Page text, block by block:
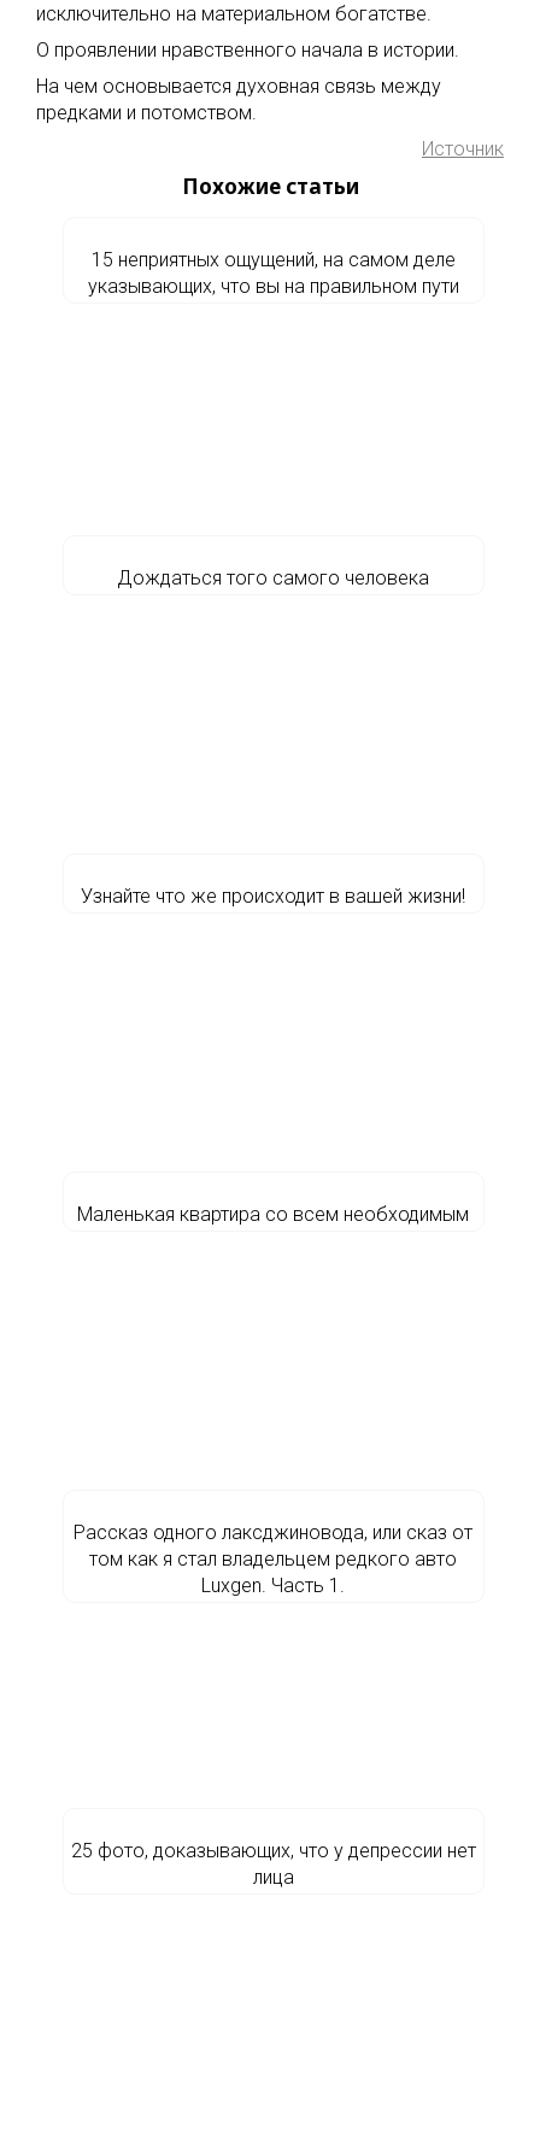
исключительно на материальном богатстве.
О проявлении нравственного начала в истории.
На чем основывается духовная связь между
предками и потомством.
Источник
Похожие статьи
15 неприятных ощущений, на самом деле
указывающих, что вы на правильном пути
Дождаться того самого человека
Узнайте что же происходит в вашей жизни!
Маленькая квартира со всем необходимым
Рассказ одного лаксджиновода, или сказ от
том как я стал владельцем редкого авто
Luxgen. Часть 1.
25 фото, доказывающих, что у депрессии нет
лица